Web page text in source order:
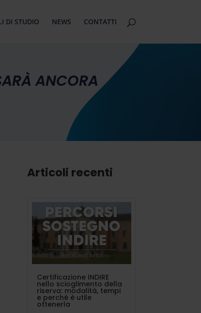
DI STUDIO NEWS CONTATTI
ANCORA
Articoli recenti
Certificazione INDIRE
nello scioglimento della
riserva: modalità, tempi
e perché è utile
ottenerla